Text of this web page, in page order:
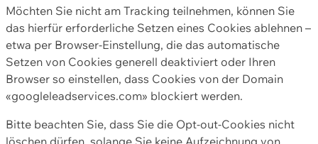
Möchten Sie nicht am Tracking teilnehmen, können Sie
das hierfür erforderliche Setzen eines Cookies ablehnen –
etwa per Browser-Einstellung, die das automatische
Setzen von Cookies generell deaktiviert oder Ihren
Browser so einstellen, dass Cookies von der Domain
«googleleadservices.com» blockiert werden.
Bitte beachten Sie, dass Sie die Opt-out-Cookies nicht